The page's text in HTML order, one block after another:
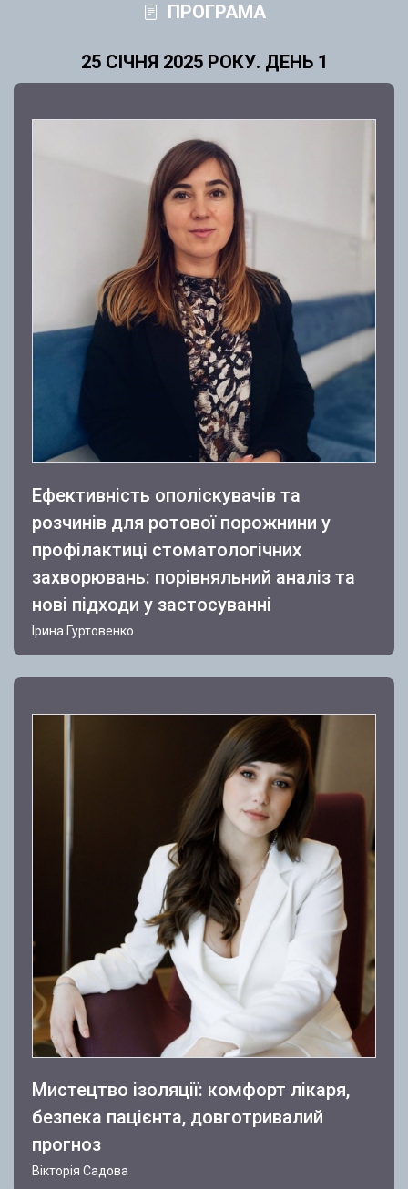
ПРОГРАМА
25 СІЧНЯ 2025 РОКУ. ДЕНЬ 1
Ефективність ополіскувачів та
розчинів для ротової порожнини у
профілактиці стоматологічних
захворювань: порівняльний аналіз та
нові підходи у застосуванні
Ірина Гуртовенко
Мистецтво ізоляції: комфорт лікаря,
безпека пацієнта, довготривалий
прогноз
Вікторія Садова